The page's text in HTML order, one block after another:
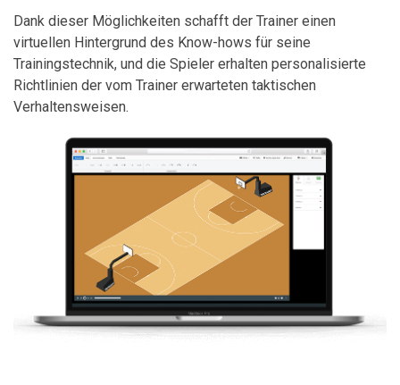
Dank dieser Möglichkeiten schafft der Trainer einen
virtuellen Hintergrund des Know-hows für seine
Trainingstechnik, und die Spieler erhalten personalisierte
Richtlinien der vom Trainer erwarteten taktischen
Verhaltensweisen.